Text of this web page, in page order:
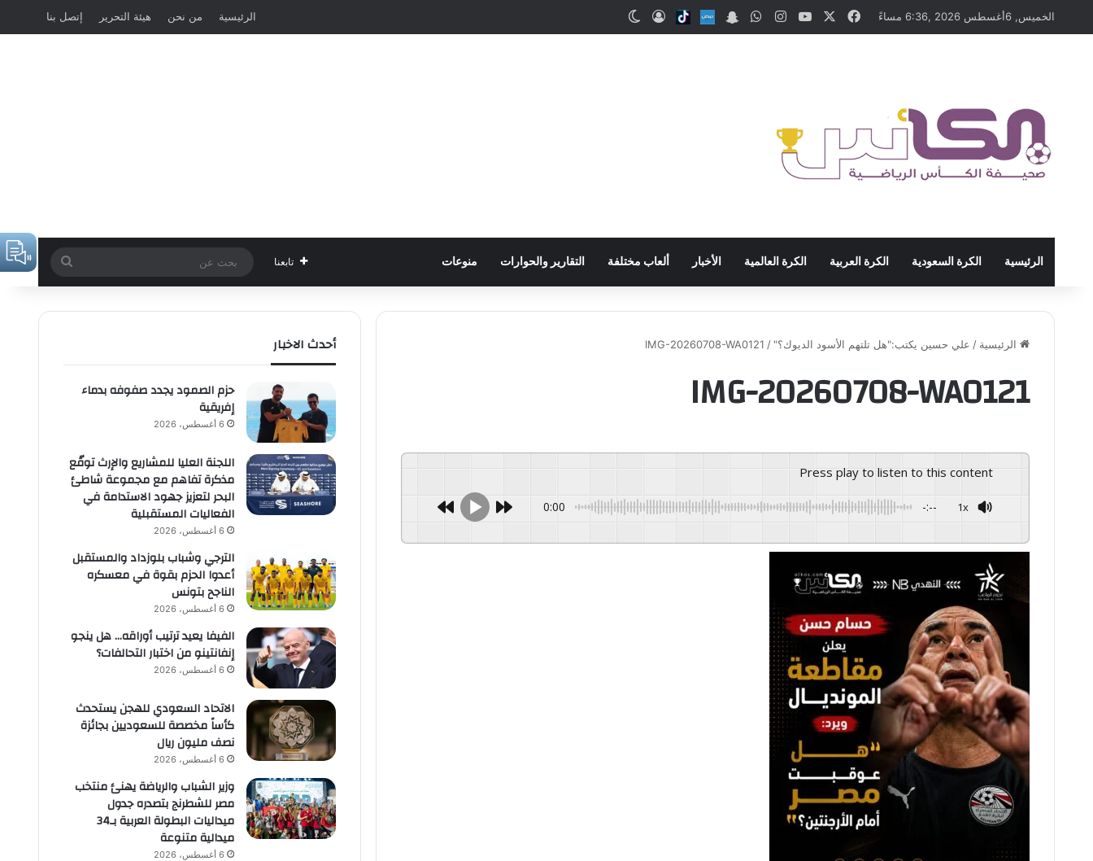
الخميس, 6أغسطس 2026 ,6:36 مساءً فيسبوك ‫YouTubeانستقرامواتسابSnapchat
Nabd
Tiktokتسجيل الدخول الرئيسية من نحن هيئة التحرير إتصل بنا
الرئيسية الكرة السعودية الكرة العربية الكرة العالمية الأخبار ألعاب مختلفة التقارير والحوارات منوعات تابعنا
عن
الرئيسية / علي حسين يكتب:"هل تلتهم الأسود الديوك؟" /
IMG-20260708-WA0121
IMG-20260708-WA0121
Press play to listen to this content
0:00 -:-- 1x
أحدث الاخبار
حزم الصمود يجدد صفوفه بدماء
إفريقية
6 أغسطس، 2026
اللجنة العليا للمشاريع والإرث توقّع
مذكرة تفاهم مع مجموعة شاطئ
البحر لتعزيز جهود الاستدامة في
الفعاليات المستقبلية
6 أغسطس، 2026
الترجي وشباب بلوزداد والمستقبل
أعدوا الحزم بقوة في معسكره
الناجح بتونس
6 أغسطس، 2026
الفيفا يعيد ترتيب أوراقه… هل ينجو
إنفانتينو من اختبار التحالفات؟
6 أغسطس، 2026
الاتحاد السعودي للهجن يستحدث
كأساً مخصصة للسعوديين بجائزة
نصف مليون ريال
6 أغسطس، 2026
وزير الشباب والرياضة يهنئ منتخب
مصر للشطرنج بتصدره جدول
ميداليات البطولة العربية بـ34
ميدالية متنوعة
6 أغسطس، 2026